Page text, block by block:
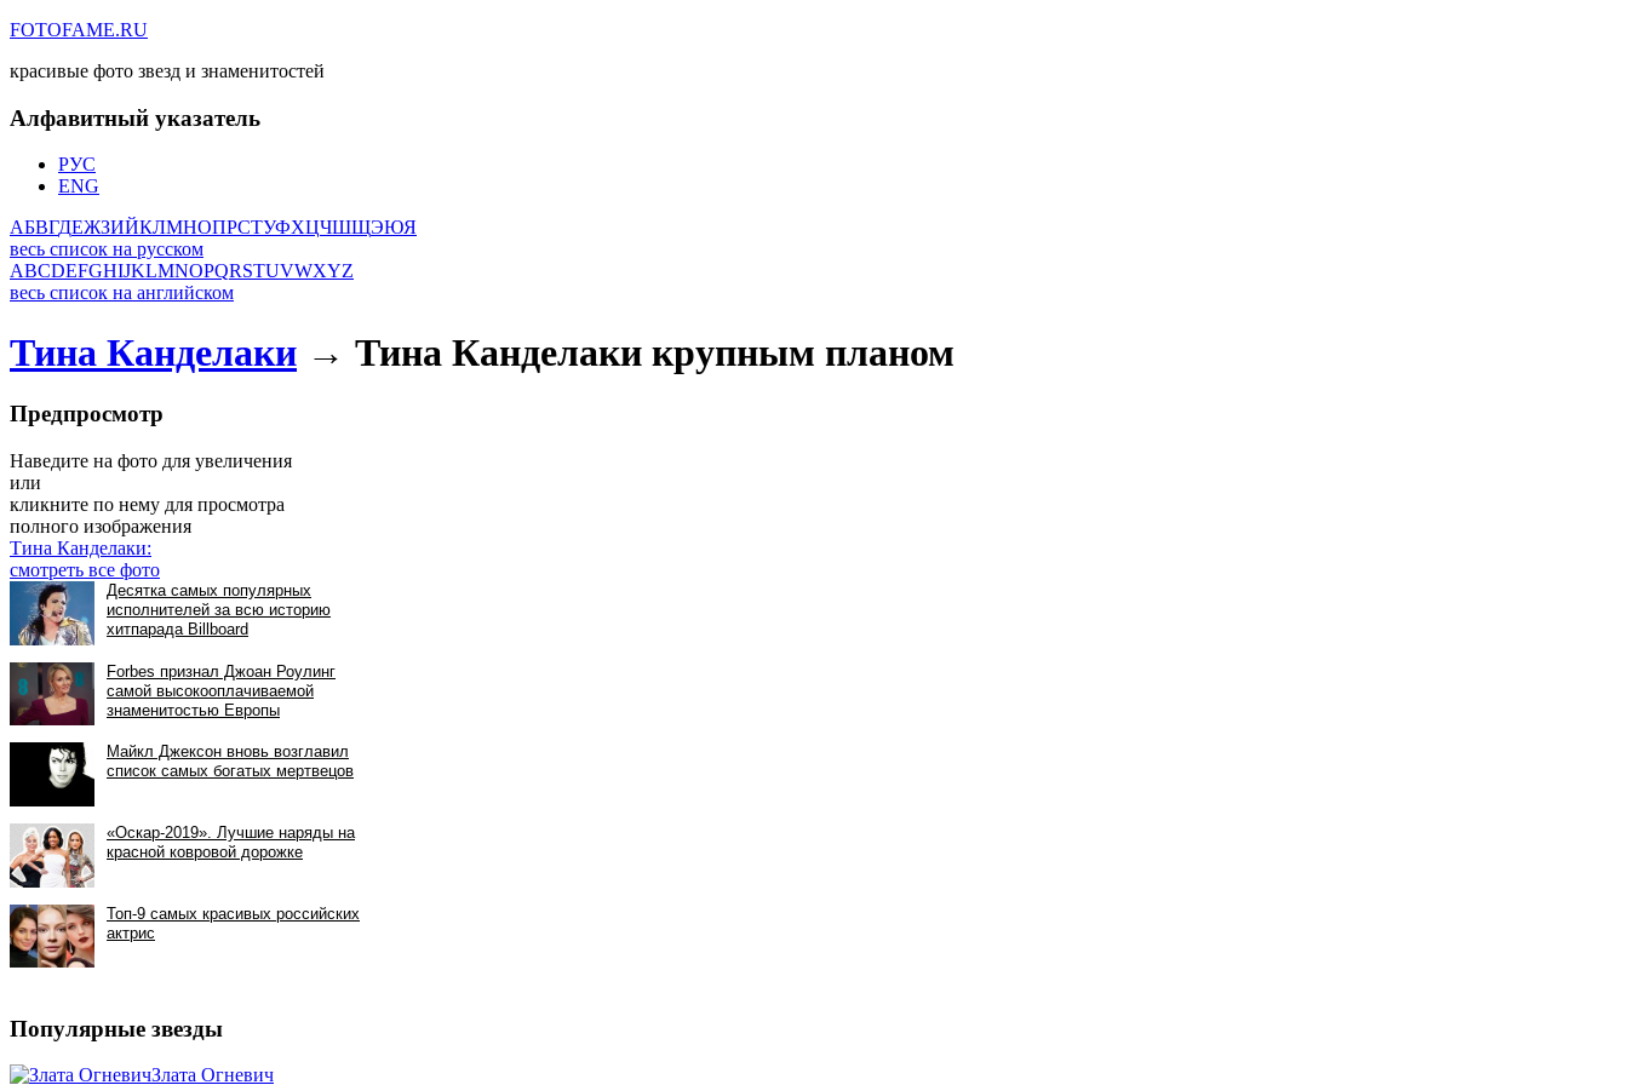
FOTOFAME.RU
красивые фото звезд и знаменитостей
Алфавитный указатель
РУС
ENG
АБВГДЕЖЗИЙКЛМНОПРСТУФХЦЧШЩЭЮЯ
весь список на русском
ABCDEFGHIJKLMNOPQRSTUVWXYZ
весь список на английском
Тина Канделаки → Тина Канделаки крупным планом
Предпросмотр
Наведите на фото для увеличения
или
кликните по нему для просмотра
полного изображения
Тина Канделаки:
смотреть все фото
Популярные звезды
Злата Огневич